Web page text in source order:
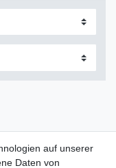
auf unserer
Daten von